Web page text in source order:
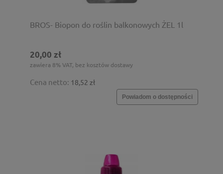
BROS- Biopon do roślin balkonowych ŻEL 1l
20,00 zł
zawiera 8% VAT, bez kosztów dostawy
Cena netto: 18,52 zł
Powiadom o dostępności